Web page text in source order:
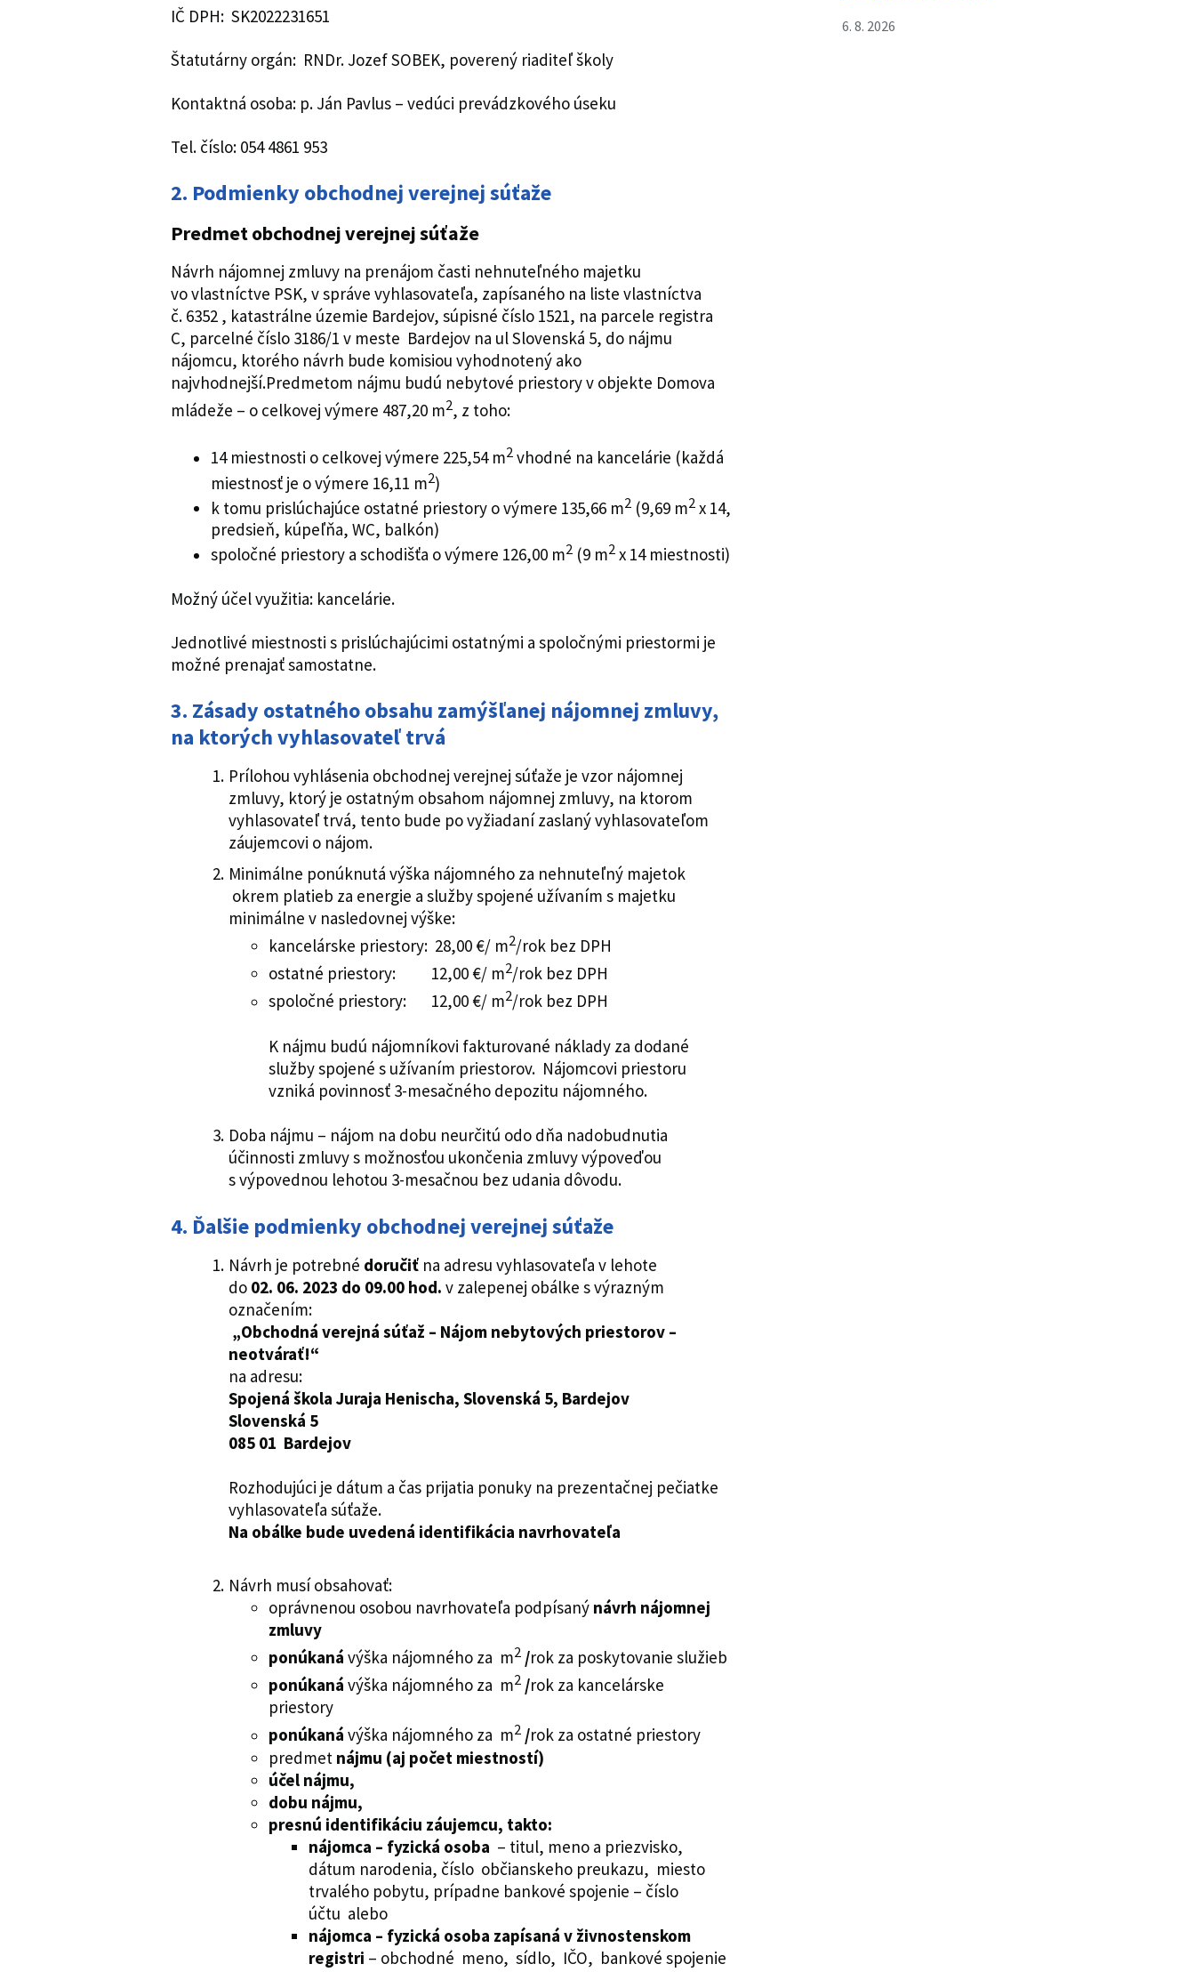
IČ DPH: SK2022231651
Štatutárny orgán: RNDr. Jozef SOBEK, poverený riaditeľ školy
Kontaktná osoba: p. Ján Pavlus – vedúci prevádzkového úseku
Tel. číslo: 054 4861 953
2. Podmienky obchodnej verejnej súťaže
Predmet obchodnej verejnej súťaže
Návrh nájomnej zmluvy na prenájom časti nehnuteľného majetku
vo vlastníctve PSK, v správe vyhlasovateľa, zapísaného na liste vlastníctva
č. 6352 , katastrálne územie Bardejov, súpisné číslo 1521, na parcele registra
C, parcelné číslo 3186/1 v meste Bardejov na ul Slovenská 5, do nájmu
nájomcu, ktorého návrh bude komisiou vyhodnotený ako
najvhodnejší.Predmetom nájmu budú nebytové priestory v objekte Domova
mládeže – o celkovej výmere 487,20 m2, z toho:
14 miestnosti o celkovej výmere 225,54 m2 vhodné na kancelárie (každá
miestnosť je o výmere 16,11 m2)
k tomu prislúchajúce ostatné priestory o výmere 135,66 m2 (9,69 m2 x 14,
predsieň, kúpeľňa, WC, balkón)
spoločné priestory a schodišťa o výmere 126,00 m2 (9 m2 x 14 miestnosti)
Možný účel využitia: kancelárie.
Jednotlivé miestnosti s prislúchajúcimi ostatnými a spoločnými priestormi je
možné prenajať samostatne.
3. Zásady ostatného obsahu zamýšľanej nájomnej zmluvy,
na ktorých vyhlasovateľ trvá
Prílohou vyhlásenia obchodnej verejnej súťaže je vzor nájomnej
zmluvy, ktorý je ostatným obsahom nájomnej zmluvy, na ktorom
vyhlasovateľ trvá, tento bude po vyžiadaní zaslaný vyhlasovateľom
záujemcovi o nájom.
Minimálne ponúknutá výška nájomného za nehnuteľný majetok
okrem platieb za energie a služby spojené užívaním s majetku
minimálne v nasledovnej výške:
kancelárske priestory: 28,00 €/ m2/rok bez DPH
ostatné priestory: 12,00 €/ m2/rok bez DPH
spoločné priestory: 12,00 €/ m2/rok bez DPH
K nájmu budú nájomníkovi fakturované náklady za dodané
služby spojené s užívaním priestorov. Nájomcovi priestoru
vzniká povinnosť 3-mesačného depozitu nájomného.
Doba nájmu – nájom na dobu neurčitú odo dňa nadobudnutia
účinnosti zmluvy s možnosťou ukončenia zmluvy výpoveďou
s výpovednou lehotou 3-mesačnou bez udania dôvodu.
4. Ďalšie podmienky obchodnej verejnej súťaže
Návrh je potrebné doručiť na adresu vyhlasovateľa v lehote
do 02. 06. 2023 do 09.00 hod. v zalepenej obálke s výrazným
označením:
„Obchodná verejná súťaž – Nájom nebytových priestorov –
neotvárať!“
na adresu:
Spojená škola Juraja Henischa, Slovenská 5, Bardejov
Slovenská 5
085 01 Bardejov
Rozhodujúci je dátum a čas prijatia ponuky na prezentačnej pečiatke
vyhlasovateľa súťaže.
Na obálke bude uvedená identifikácia navrhovateľa
Návrh musí obsahovať:
oprávnenou osobou navrhovateľa podpísaný návrh nájomnej
zmluvy
ponúkaná výška nájomného za m2 /rok za poskytovanie služieb
ponúkaná výška nájomného za m2 /rok za kancelárske
priestory
ponúkaná výška nájomného za m2 /rok za ostatné priestory
predmet nájmu (aj počet miestností)
účel nájmu,
dobu nájmu,
presnú identifikáciu záujemcu, takto:
nájomca – fyzická osoba – titul, meno a priezvisko,
dátum narodenia, číslo občianskeho preukazu, miesto
trvalého pobytu, prípadne bankové spojenie – číslo
účtu alebo
nájomca – fyzická osoba zapísaná v živnostenskom
registri – obchodné meno, sídlo, IČO, bankové spojenie
6. 8. 2026